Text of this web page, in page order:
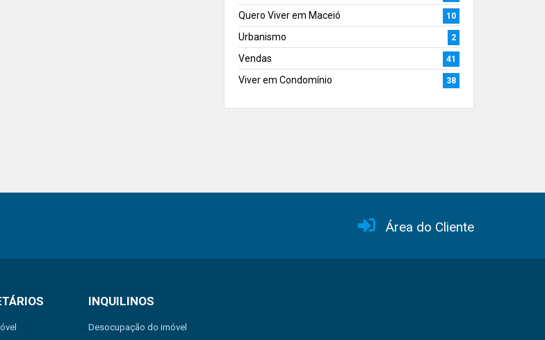
Quero Viver em Maceió 10
Urbanismo 2
Vendas 41
Viver em Condomínio 38
Área do Cliente
INQUILINOS
Desocupação do imóvel